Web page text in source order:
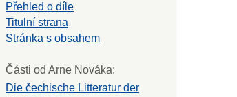
Přehled o díle
Titulní strana
Stránka s obsahem
Části od Arne Nováka:
Die čechische Litteratur der